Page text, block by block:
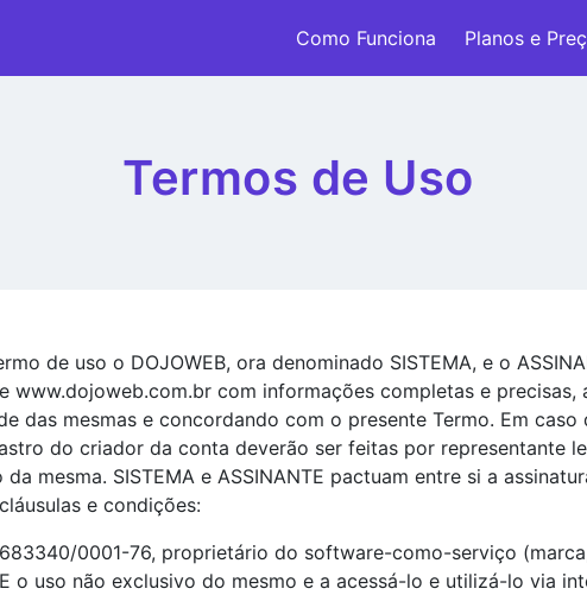
Como Funciona Planos e
Termos de Uso
de uso o DOJOWEB, ora denominado SISTEMA, e o
www.dojoweb.com.br com informações completas e precisas,
das mesmas e concordando com o presente Termo. Em
do criador da conta deverão ser feitas por representante
mesma. SISTEMA e ASSINANTE pactuam entre si a
e condições:
0001-76, proprietário do software-como-serviço
o uso não exclusivo do mesmo e a acessá-lo e utilizá-lo via